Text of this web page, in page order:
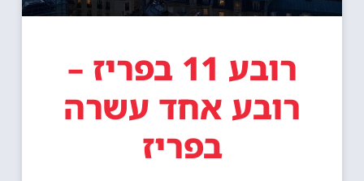
רובע 11 בפריז –
רובע אחד עשרה
בפריז